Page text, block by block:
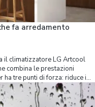
fa arredamento
il climatizzatore LG Artcool
combina le prestazioni
La classe energetica per il